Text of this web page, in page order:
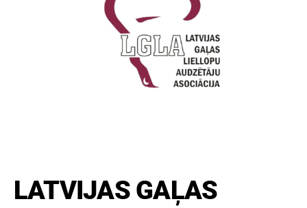
LATVIJAS GAĻAS